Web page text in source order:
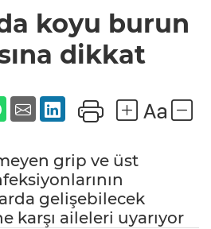
koyu burun
dikkat
grip ve üst
gelişebilecek
karşı aileleri uyarıyor